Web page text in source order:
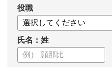
についてまとめましたので、ぜ
役職
氏名：姓